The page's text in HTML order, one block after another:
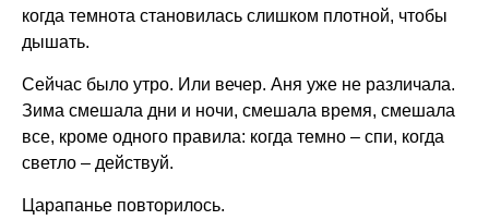
когда темнота становилась слишком плотной, чтобы
дышать.
Сейчас было утро. Или вечер. Аня уже не различала.
Зима смешала дни и ночи, смешала время, смешала
все, кроме одного правила: когда темно – спи, когда
светло – действуй.
Царапанье повторилось.